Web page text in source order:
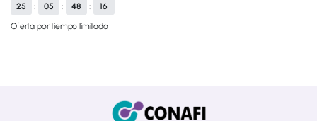
25 : 05 : 48 :
15
Oferta por tiempo limitado